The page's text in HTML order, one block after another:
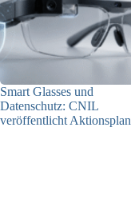
Smart Glasses und
Datenschutz: CNIL
veröffentlicht Aktionsplan